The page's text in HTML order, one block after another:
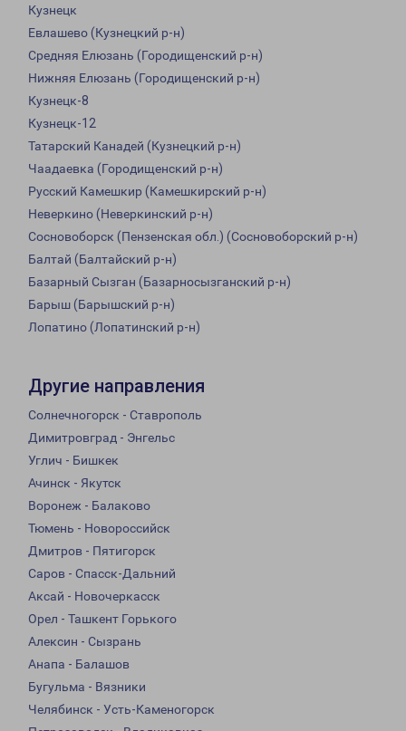
Кузнецк
Евлашево (Кузнецкий р-н)
Средняя Елюзань (Городищенский р-н)
Нижняя Елюзань (Городищенский р-н)
Кузнецк-8
Кузнецк-12
Татарский Канадей (Кузнецкий р-н)
Чаадаевка (Городищенский р-н)
Русский Камешкир (Камешкирский р-н)
Неверкино (Неверкинский р-н)
Сосновоборск (Пензенская обл.) (Сосновоборский р-н)
Балтай (Балтайский р-н)
Базарный Сызган (Базарносызганский р-н)
Барыш (Барышский р-н)
Лопатино (Лопатинский р-н)
Другие направления
Солнечногорск - Ставрополь
Димитровград - Энгельс
Углич - Бишкек
Ачинск - Якутск
Воронеж - Балаково
Тюмень - Новороссийск
Дмитров - Пятигорск
Саров - Спасск-Дальний
Аксай - Новочеркасск
Орел - Ташкент Горького
Алексин - Сызрань
Анапа - Балашов
Бугульма - Вязники
Челябинск - Усть-Каменогорск